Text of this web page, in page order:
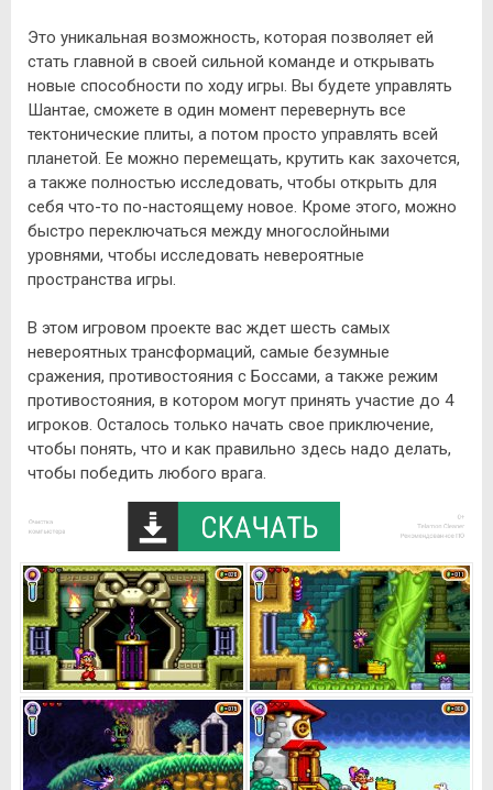
Это уникальная возможность, которая позволяет ей
стать главной в своей сильной команде и открывать
новые способности по ходу игры. Вы будете управлять
Шантае, сможете в один момент перевернуть все
тектонические плиты, а потом просто управлять всей
планетой. Ее можно перемещать, крутить как захочется,
а также полностью исследовать, чтобы открыть для
себя что-то по-настоящему новое. Кроме этого, можно
быстро переключаться между многослойными
уровнями, чтобы исследовать невероятные
пространства игры.
В этом игровом проекте вас ждет шесть самых
невероятных трансформаций, самые безумные
сражения, противостояния с Боссами, а также режим
противостояния, в котором могут принять участие до 4
игроков. Осталось только начать свое приключение,
чтобы понять, что и как правильно здесь надо делать,
чтобы победить любого врага.